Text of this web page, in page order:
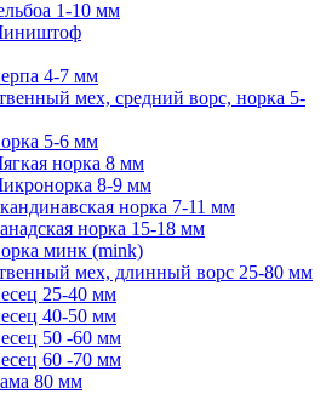
1-10 мм
4-7 мм
мех, средний ворс, норка 5-
5-6 мм
норка 8 мм
8-9 мм
норка 7-11 мм
норка 15-18 мм
минк (mink)
мех, длинный ворс 25-80 мм
25-40 мм
40-50 мм
50 -60 мм
60 -70 мм
80 мм